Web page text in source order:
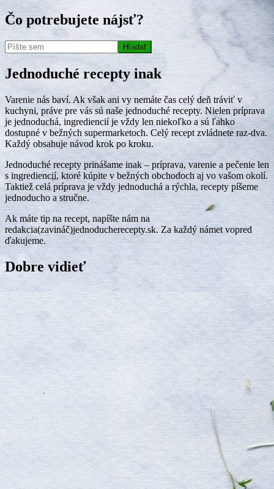
Čo potrebujete nájsť?
Jednoduché recepty inak
Varenie nás baví. Ak však ani vy nemáte čas celý deň tráviť v
kuchyni, práve pre vás sú naše jednoduché recepty. Nielen príprava
je jednoduchá, ingrediencií je vždy len niekoľko a sú ľahko
dostupné v bežných supermarketoch. Celý recept zvládnete raz-dva.
Každý obsahuje návod krok po kroku.
Jednoduché recepty prinášame inak – príprava, varenie a pečenie len
s ingrediencií, ktoré kúpite v bežných obchodoch aj vo vašom okolí.
Taktiež celá príprava je vždy jednoduchá a rýchla, recepty píšeme
jednoducho a stručne.
Ak máte tip na recept, napíšte nám na
redakcia(zavináč)jednoducherecepty.sk. Za každý námet vopred
ďakujeme.
Dobre vidieť